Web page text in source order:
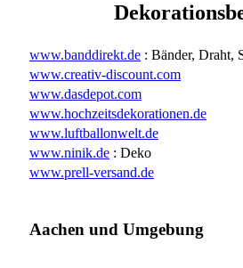
www.banddirekt.de : Bänder, Draht,
www.creativ-discount.com
www.dasdepot.com
www.hochzeitsdekorationen.de
www.luftballonwelt.de
www.ninik.de : Deko
www.prell-versand.de
Aachen und Umgebung